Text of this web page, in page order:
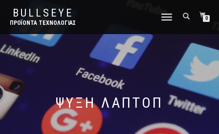
BULLSEYE
ΠΡΟΪΌΝΤΑ ΤΕΧΝΟΛΟΓΊΑΣ
ΕΝΑΛΛΑΓΉ
0
ΨΎΞΗ ΛΆΠΤΟΠ